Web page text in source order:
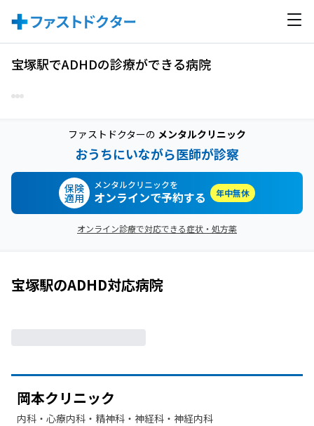
宝塚駅でADHDの診療ができる病院
ファストドクターの メンタルクリニック
おうちにいながら医師が診察
保険
適用
メンタルクリニックを
オンラインで予約する 年中無休
オンライン診療で対応できる症状・処方薬
宝塚駅のADHD対応病院
岡本クリニック
内科・​心療内科・​精神科・神経科・​神経内科